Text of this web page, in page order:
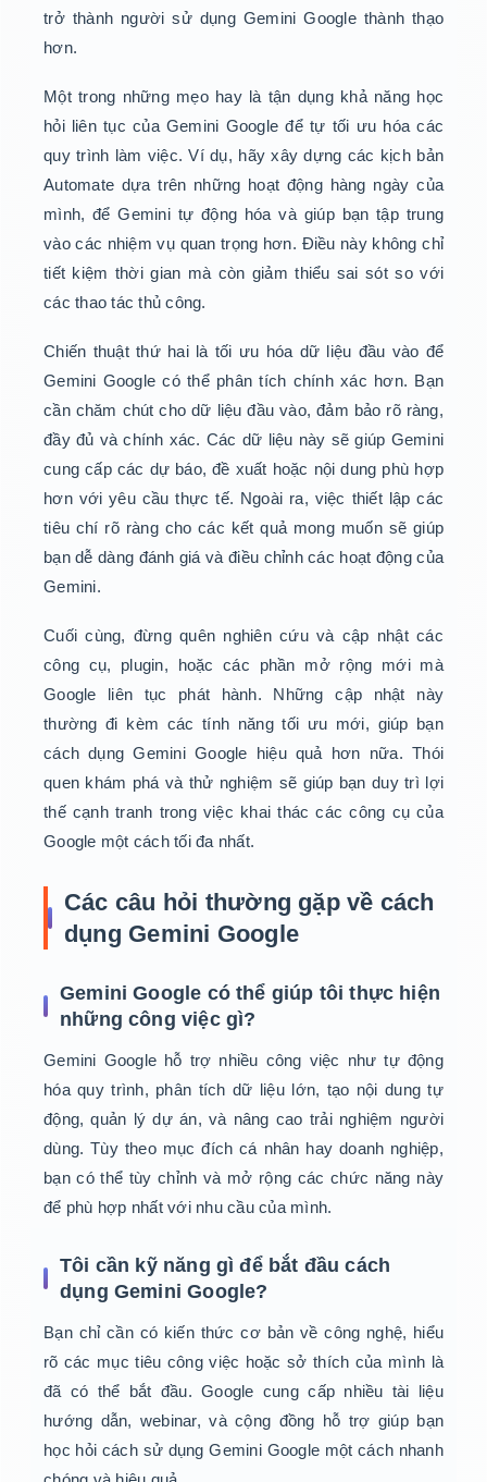
trở thành người sử dụng Gemini Google thành thạo
hơn.
Một trong những mẹo hay là tận dụng khả năng học
hỏi liên tục của Gemini Google để tự tối ưu hóa các
quy trình làm việc. Ví dụ, hãy xây dựng các kịch bản
Automate dựa trên những hoạt động hàng ngày của
mình, để Gemini tự động hóa và giúp bạn tập trung
vào các nhiệm vụ quan trọng hơn. Điều này không chỉ
tiết kiệm thời gian mà còn giảm thiểu sai sót so với
các thao tác thủ công.
Chiến thuật thứ hai là tối ưu hóa dữ liệu đầu vào để
Gemini Google có thể phân tích chính xác hơn. Bạn
cần chăm chút cho dữ liệu đầu vào, đảm bảo rõ ràng,
đầy đủ và chính xác. Các dữ liệu này sẽ giúp Gemini
cung cấp các dự báo, đề xuất hoặc nội dung phù hợp
hơn với yêu cầu thực tế. Ngoài ra, việc thiết lập các
tiêu chí rõ ràng cho các kết quả mong muốn sẽ giúp
bạn dễ dàng đánh giá và điều chỉnh các hoạt động của
Gemini.
Cuối cùng, đừng quên nghiên cứu và cập nhật các
công cụ, plugin, hoặc các phần mở rộng mới mà
Google liên tục phát hành. Những cập nhật này
thường đi kèm các tính năng tối ưu mới, giúp bạn
cách dụng Gemini Google hiệu quả hơn nữa. Thói
quen khám phá và thử nghiệm sẽ giúp bạn duy trì lợi
thế cạnh tranh trong việc khai thác các công cụ của
Google một cách tối đa nhất.
Các câu hỏi thường gặp về cách
dụng Gemini Google
Gemini Google có thể giúp tôi thực hiện
những công việc gì?
Gemini Google hỗ trợ nhiều công việc như tự động
hóa quy trình, phân tích dữ liệu lớn, tạo nội dung tự
động, quản lý dự án, và nâng cao trải nghiệm người
dùng. Tùy theo mục đích cá nhân hay doanh nghiệp,
bạn có thể tùy chỉnh và mở rộng các chức năng này
để phù hợp nhất với nhu cầu của mình.
Tôi cần kỹ năng gì để bắt đầu cách
dụng Gemini Google?
Bạn chỉ cần có kiến thức cơ bản về công nghệ, hiểu
rõ các mục tiêu công việc hoặc sở thích của mình là
đã có thể bắt đầu. Google cung cấp nhiều tài liệu
hướng dẫn, webinar, và cộng đồng hỗ trợ giúp bạn
học hỏi cách sử dụng Gemini Google một cách nhanh